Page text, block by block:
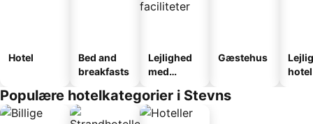
Hotel
Bed and
breakfasts
Lejlighed
med
Gæstehus
hotel
Populære hotelkategorier i Stevns